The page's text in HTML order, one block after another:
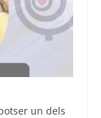
un dels